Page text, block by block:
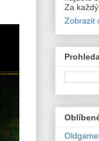
Za
Zobrazit